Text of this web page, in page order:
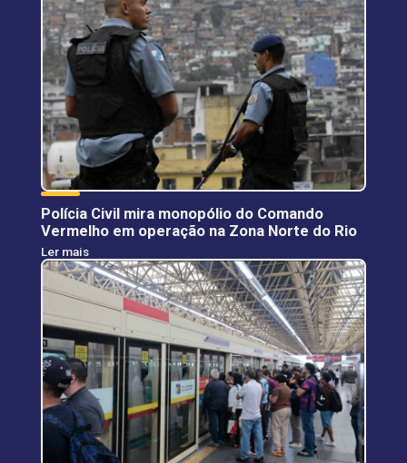
Polícia Civil mira monopólio do Comando
Vermelho em operação na Zona Norte do Rio
Ler mais